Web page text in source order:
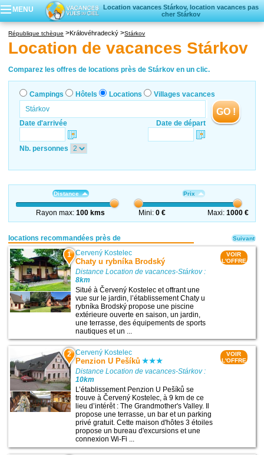
MENU
Location vacances Stárkov, location vacances pas
cher Stárkov
Locations vacances
Villages vacances
République tchèque Královéhradecký Stárkov
Location de vacances Stárkov
Comparez les offres de locations près de Stárkov en un clic.
Campings Hôtels Locations Villages vacances
Date d'arrivée Date de départ
GO !
Nb. personnes
Distance
Rayon max:100 kms
Prix
Mini:0 € Maxi: 1000 €
locations recommandées près de
1 Cervený Kostelec
Chaty u rybníka Brodský
Distance Location de vacances-Stárkov :
8km
Situé à Červený Kostelec et offrant une
vue sur le jardin, l’établissement Chaty u
rybníka Brodský propose une piscine
extérieure ouverte en saison, un jardin,
une terrasse, des équipements de sports
nautiques et un ...
VOIR
L'OFFRE
2 Cervený Kostelec
Penzion U Pešíků
Distance Location de vacances-Stárkov :
10km
L’établissement Penzion U Pešíků se
trouve à Červený Kostelec, à 9 km de ce
lieu d’intérêt : The Grandmother's Valley. Il
propose une terrasse, un bar et un parking
privé gratuit. Cette maison d'hôtes 3 étoiles
propose un bureau d'excursions et une
connexion Wi-Fi ...
VOIR
L'OFFRE
Suivant